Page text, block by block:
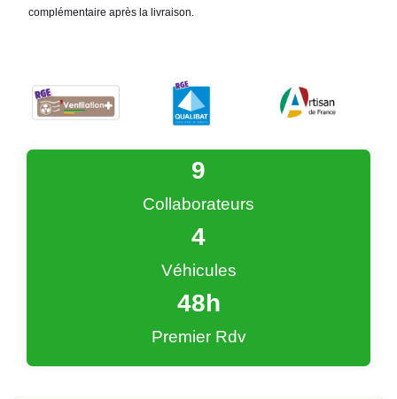
complémentaire après la livraison.
Collaborateurs
9
Véhicules
4
Premier Rdv
48h